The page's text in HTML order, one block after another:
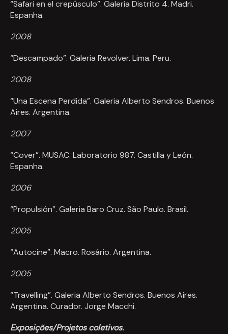
“Safari en el crepúsculo”. Galeria Distrito 4. Madri.
Espanha.
2008
“Descampado”. Galeria Revolver. Lima. Peru.
2008
“Una Escena Perdida”. Galeria Alberto Sendros. Buenos
Aires. Argentina.
2007
“Cover”. MUSAC. Laboratorio 987. Castilla y León.
Espanha.
2006
“Propulsión”. Galeria Baro Cruz. São Paulo. Brasil.
2005
“Autocine”. Macro. Rosário. Argentina.
2005
“Travelling”. Galeria Alberto Sendros. Buenos Aires.
Argentina. Curador. Jorge Macchi.
Exposições/Projetos coletivos.